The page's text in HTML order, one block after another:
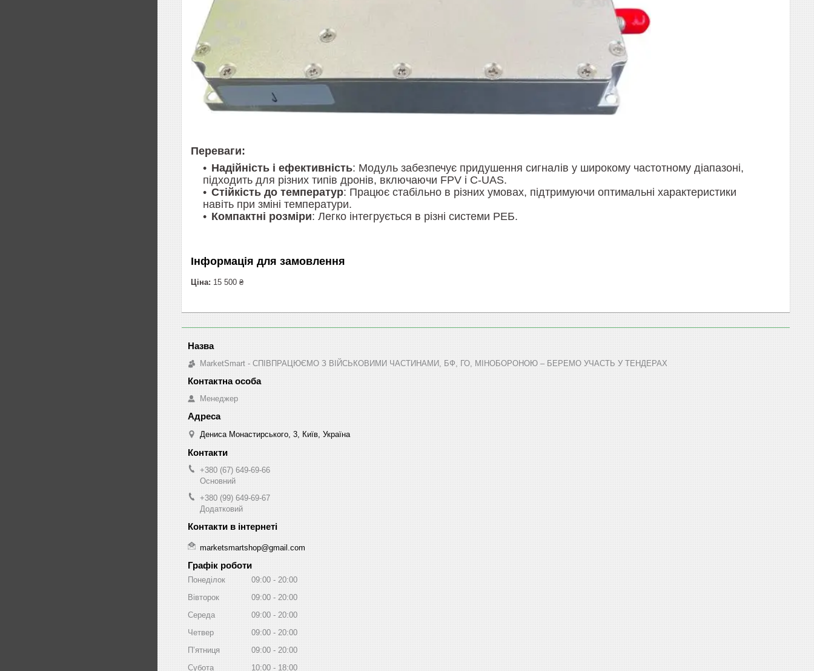
Переваги:
Надійність і ефективність: Модуль забезпечує придушення сигналів у широкому частотному діапазоні,
підходить для різних типів дронів, включаючи FPV і C-UAS.
Стійкість до температур: Працює стабільно в різних умовах, підтримуючи оптимальні характеристики
навіть при зміні температури.
Компактні розміри: Легко інтегрується в різні системи РЕБ.
Інформація для замовлення
Ціна: 15 500 ₴
MarketSmart - СПІВПРАЦЮЄМО З ВІЙСЬКОВИМИ ЧАСТИНАМИ, БФ, ГО, МІНОБОРОНОЮ – БЕРЕМО УЧАСТЬ У ТЕНДЕРАХ
Менеджер
Дениса Монастирського, 3, Київ, Україна
+380 (67) 649-69-66
Основний
+380 (99) 649-69-67
Додатковий
marketsmartshop@gmail.com
Графік роботи
Понеділок 09:00
20:00
Вівторок
09:00
20:00
Середа
09:00
20:00
Четвер
09:00
20:00
Пʼятниця
09:00
20:00
Субота
10:00 18:00